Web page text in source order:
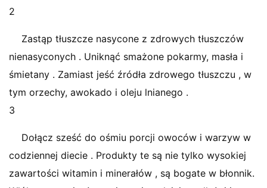
2
Zastąp tłuszcze nasycone z zdrowych tłuszczów
nienasyconych . Uniknąć smażone pokarmy, masła i
śmietany . Zamiast jeść źródła zdrowego tłuszczu , w
tym orzechy, awokado i oleju lnianego .
3
Dołącz sześć do ośmiu porcji owoców i warzyw w
codziennej diecie . Produkty te są nie tylko wysokiej
zawartości witamin i minerałów , są bogate w błonnik.